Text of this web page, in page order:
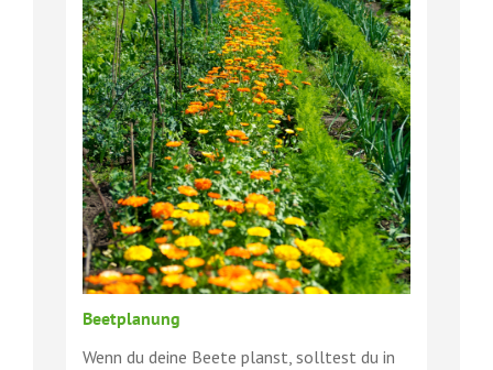
Beetplanung
Wenn du deine Beete planst, solltest du in